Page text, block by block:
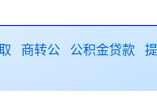
商转公 公积金贷款